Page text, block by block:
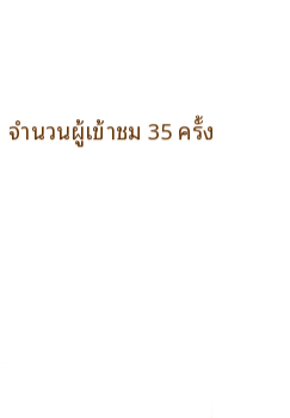
จำนวนผู้เข้าชม 35 ครั้ง